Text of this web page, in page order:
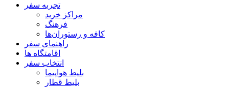
تجربه سفر
مراکز خرید
فرهنگ
کافه و رستوران‌ها
راهنمای سفر
اقامتگاه ها
انتخاب سفر
بلیط هواپیما
بلیط قطار